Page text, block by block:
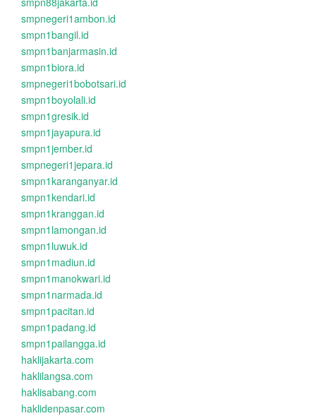
smpnegeri1ambon.id
smpn1bangil.id
smpn1banjarmasin.id
smpn1biora.id
smpnegeri1bobotsari.id
smpn1boyolali.id
smpn1gresik.id
smpn1jayapura.id
smpn1jember.id
smpnegeri1jepara.id
smpn1karanganyar.id
smpn1kendari.id
smpn1kranggan.id
smpn1lamongan.id
smpn1luwuk.id
smpn1madiun.id
smpn1manokwari.id
smpn1narmada.id
smpn1pacitan.id
smpn1padang.id
smpn1pailangga.id
haklijakarta.com
haklilangsa.com
haklisabang.com
haklidenpasar.com